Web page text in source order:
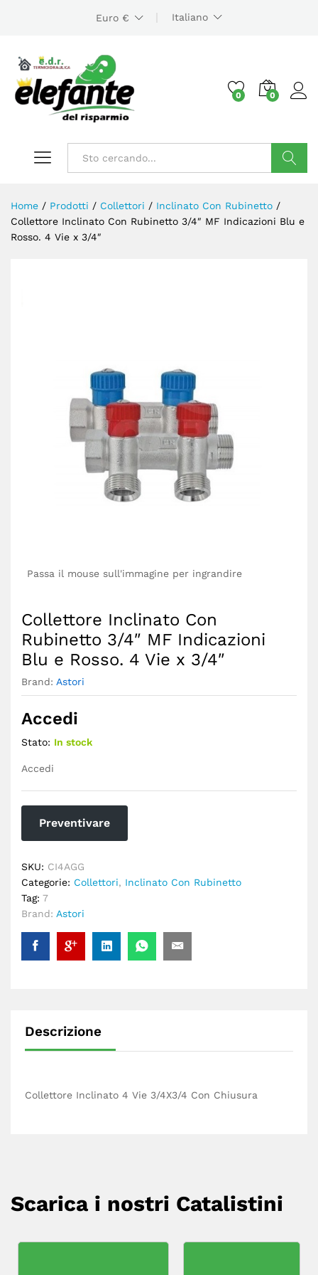
Euro € Italiano
0 0
Home / Prodotti / Collettori / Inclinato Con Rubinetto /
Collettore Inclinato Con Rubinetto 3/4″ MF Indicazioni Blu e
Rosso. 4 Vie x 3/4″
Passa il mouse sull'immagine per ingrandire
Collettore Inclinato Con
Rubinetto 3/4″ MF Indicazioni
Blu e Rosso. 4 Vie x 3/4″
Brand: Astori
Accedi
Stato: In stock
Accedi
Preventivare
SKU: CI4AGG
Categorie: Collettori, Inclinato Con Rubinetto
Tag: 7
Brand: Astori
Descrizione
Collettore Inclinato 4 Vie 3/4X3/4 Con Chiusura
Scarica i nostri Catalistini